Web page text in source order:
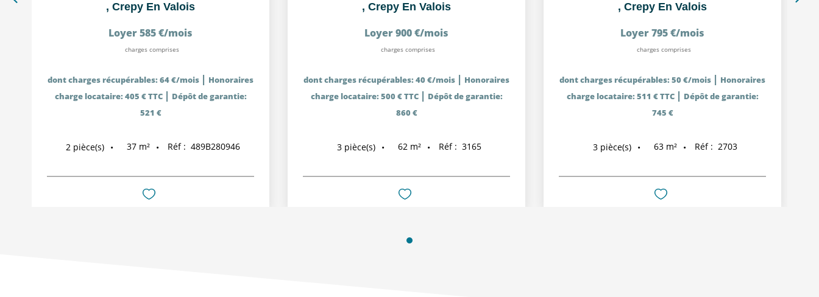
, Crepy En Valois
Loyer 585 €/mois
charges comprises
dont charges récupérables: 64 €/mois | Honoraires
charge locataire: 405 € TTC | Dépôt de garantie:
521 €
2 pièce(s) 37 m² Réf : 489B280946
, Crepy En Valois
Loyer 900 €/mois
charges comprises
dont charges récupérables: 40 €/mois | Honoraires
charge locataire: 500 € TTC | Dépôt de garantie:
860 €
3 pièce(s) 62 m² Réf : 3165
, Crepy En Valois
Loyer 795 €/mois
charges comprises
dont charges récupérables: 50 €/mois | Honoraires
charge locataire: 511 € TTC | Dépôt de garantie:
745 €
3 pièce(s) 63 m² Réf : 2703